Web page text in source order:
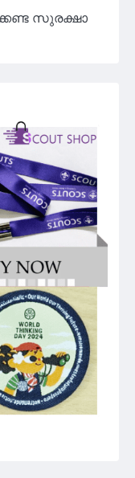
സുരക്ഷാ